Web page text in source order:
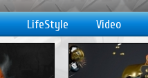
LifeStyle Video